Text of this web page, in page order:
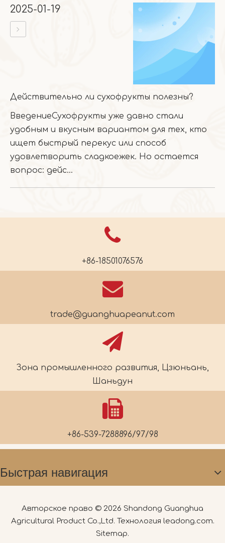
2025-01-19
Действительно ли сухофрукты полезны?
ВведениеСухофрукты уже давно стали
удобным и вкусным вариантом для тех, кто
ищет быстрый перекус или способ
удовлетворить сладкоежек. Но остается
вопрос: дейс...
+86-18501076576
trade@guanghuapeanut.com
Зона промышленного развития, Цзюньань,
Шаньдун
+86-539-7288896/97/98
Быстрая навигация
Авторское право © 2026 Shandong Guanghua
Agricultural Product Co.,Ltd. Технология leadong.com.
Sitemap.